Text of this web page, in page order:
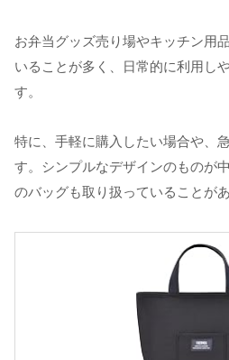
お弁当グッズ売り場やキッチン用
いることが多く、日常的に利用し
す。
特に、手軽に購入したい場合や、
す。シンプルなデザインのものが
のバッグも取り扱っていることがあ